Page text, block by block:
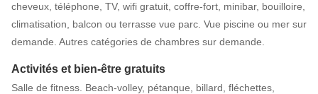
cheveux, téléphone, TV, wifi gratuit, coffre-fort, minibar, bouilloire,
climatisation, balcon ou terrasse vue parc. Vue piscine ou mer sur
demande. Autres catégories de chambres sur demande.
Activités et bien-être gratuits
Salle de fitness. Beach-volley, pétanque, billard, fléchettes,